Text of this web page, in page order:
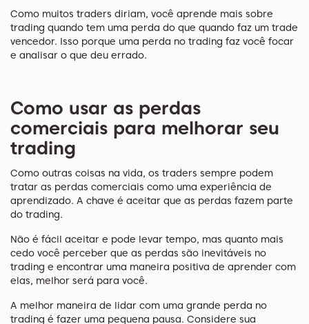
Como muitos traders diriam, você aprende mais sobre
trading quando tem uma perda do que quando faz um trade
vencedor. Isso porque uma perda no trading faz você focar
e analisar o que deu errado.
Como usar as perdas
comerciais para melhorar seu
trading
Como outras coisas na vida, os traders sempre podem
tratar as perdas comerciais como uma experiência de
aprendizado. A chave é aceitar que as perdas fazem parte
do trading.
Não é fácil aceitar e pode levar tempo, mas quanto mais
cedo você perceber que as perdas são inevitáveis no
trading e encontrar uma maneira positiva de aprender com
elas, melhor será para você.
A melhor maneira de lidar com uma grande perda no
trading é fazer uma pequena pausa. Considere sua